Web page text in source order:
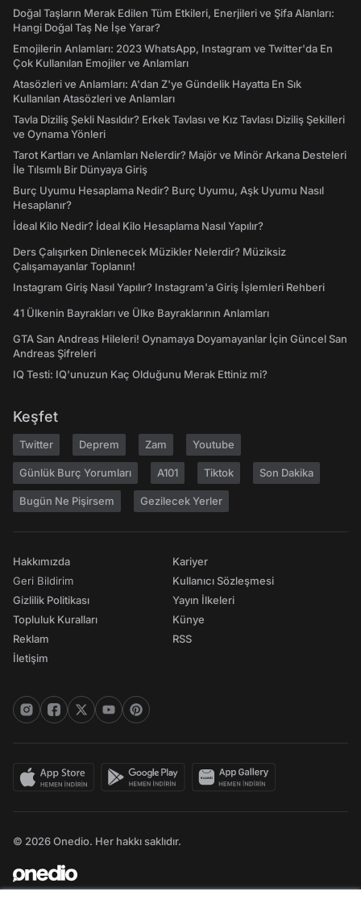
Doğal Taşların Merak Edilen Tüm Etkileri, Enerjileri ve Şifa Alanları:
Hangi Doğal Taş Ne İşe Yarar?
Emojilerin Anlamları: 2023 WhatsApp, Instagram ve Twitter'da En
Çok Kullanılan Emojiler ve Anlamları
Atasözleri ve Anlamları: A'dan Z'ye Gündelik Hayatta En Sık
Kullanılan Atasözleri ve Anlamları
Tavla Diziliş Şekli Nasıldır? Erkek Tavlası ve Kız Tavlası Diziliş Şekilleri
ve Oynama Yönleri
Tarot Kartları ve Anlamları Nelerdir? Majör ve Minör Arkana Desteleri
İle Tılsımlı Bir Dünyaya Giriş
Burç Uyumu Hesaplama Nedir? Burç Uyumu, Aşk Uyumu Nasıl
Hesaplanır?
İdeal Kilo Nedir? İdeal Kilo Hesaplama Nasıl Yapılır?
Ders Çalışırken Dinlenecek Müzikler Nelerdir? Müziksiz
Çalışamayanlar Toplanın!
Instagram Giriş Nasıl Yapılır? Instagram'a Giriş İşlemleri Rehberi
41 Ülkenin Bayrakları ve Ülke Bayraklarının Anlamları
GTA San Andreas Hileleri! Oynamaya Doyamayanlar İçin Güncel San
Andreas Şifreleri
IQ Testi: IQ'unuzun Kaç Olduğunu Merak Ettiniz mi?
Keşfet
Twitter Deprem Zam Youtube
Günlük Burç Yorumları A101 Tiktok Son Dakika
Bugün Ne Pişirsem Gezilecek Yerler
Hakkımızda
Geri Bildirim
Gizlilik Politikası
Topluluk Kuralları
Reklam
İletişim
Kariyer
Kullanıcı Sözleşmesi
Yayın İlkeleri
Künye
RSS
© 2026 Onedio. Her hakkı saklıdır.